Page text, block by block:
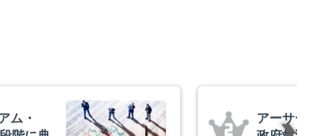
、AIバブル崩壊と